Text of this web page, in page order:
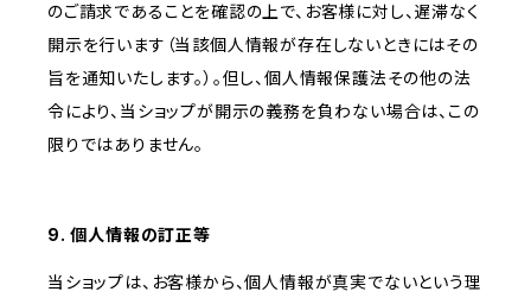
のご請求であることを確認の上で、お客様に対し、遅滞なく
開示を行います（当該個人情報が存在しないときにはその
旨を通知いたします。）。但し、個人情報保護法その他の法
令により、当ショップが開示の義務を負わない場合は、この
限りではありません。
9. 個人情報の訂正等
当ショップは、お客様から、個人情報が真実でないという理